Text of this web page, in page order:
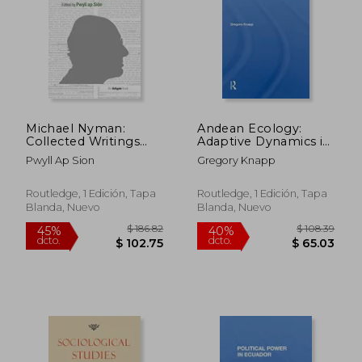
dcto. dcto.
Michael Nyman:
Collected Writings
(en Inglés)
Pwyll Ap Sion
Routledge, 1 Edición, Tapa
Blanda, Nuevo
Andean Ecology:
Adaptive Dynamics in
Ecuador (en Inglés)
Gregory Knapp
Routledge, 1 Edición, Tapa
Blanda, Nuevo